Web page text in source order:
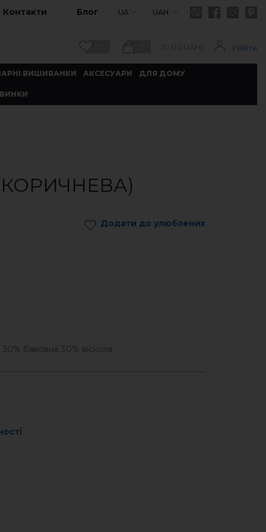
Контакти Блог UA UAH
(0.00 UAH) Увійти
ВИШИВАНКИ АКСЕСУАРИ ДЛЯ ДОМУ
Додати до улюблених
бавовна 30% віскоза